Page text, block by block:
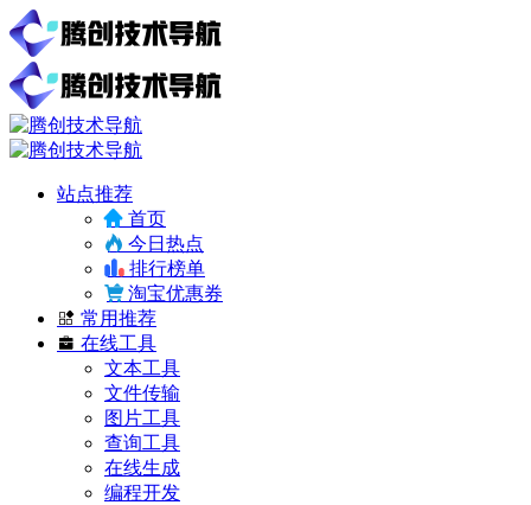
站点推荐
首页
今日热点
排行榜单
淘宝优惠券
常用推荐
在线工具
文本工具
文件传输
图片工具
查询工具
在线生成
编程开发